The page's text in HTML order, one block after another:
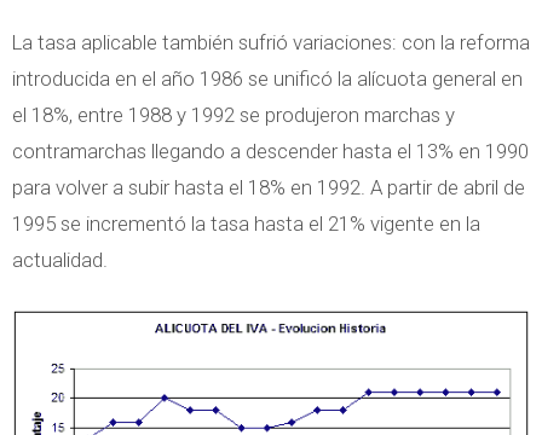
La tasa aplicable también sufrió variaciones: con la reforma
introducida en el año 1986 se unificó la alícuota general en
el 18%, entre 1988 y 1992 se produjeron marchas y
contramarchas llegando a descender hasta el 13% en 1990
para volver a subir hasta el 18% en 1992. A partir de abril de
1995 se incrementó la tasa hasta el 21% vigente en la
actualidad.